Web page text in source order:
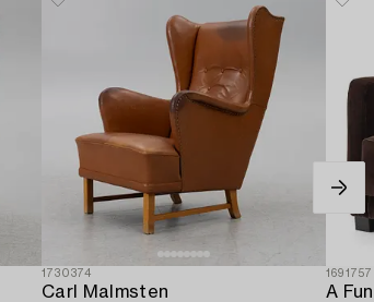
1730374
Carl Malmsten
1691757
A